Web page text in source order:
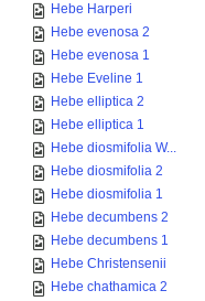
Hebe Harperi
Hebe evenosa 2
Hebe evenosa 1
Hebe Eveline 1
Hebe elliptica 2
Hebe elliptica 1
Hebe diosmifolia W...
Hebe diosmifolia 2
Hebe diosmifolia 1
Hebe decumbens 2
Hebe decumbens 1
Hebe Christensenii
Hebe chathamica 2